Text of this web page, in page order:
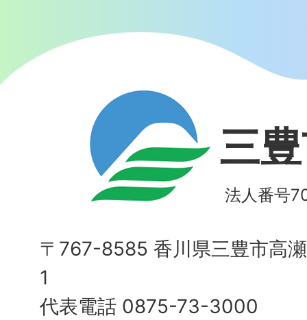
三
法人番号
〒767-8585 香川県三豊市高
1
代表電話 0875-73-3000